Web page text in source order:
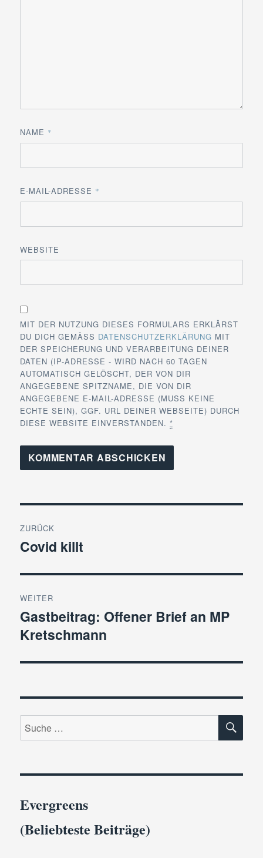
NAME *
E-MAIL-ADRESSE *
WEBSITE
MIT DER NUTZUNG DIESES FORMULARS ERKLÄRST
DU DICH GEMÄSS DATENSCHUTZERKLÄRUNG MIT
DER SPEICHERUNG UND VERARBEITUNG DEINER
DATEN (IP-ADRESSE - WIRD NACH 60 TAGEN
AUTOMATISCH GELÖSCHT, DER VON DIR
ANGEGEBENE SPITZNAME, DIE VON DIR
ANGEGEBENE E-MAIL-ADRESSE (MUSS KEINE
ECHTE SEIN), GGF. URL DEINER WEBSEITE) DURCH
DIESE WEBSITE EINVERSTANDEN.*
ZURÜCK
Vorheriger
Covid killt
WEITER
Nächster
Beitrag:
Gastbeitrag: Offener Brief an MP
Kretschmann
Suche
nach:
Evergreens
(Beliebteste Beiträge)